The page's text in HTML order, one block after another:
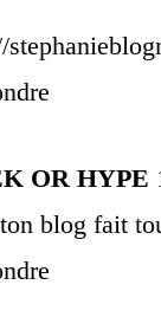
OR HYPE
blog fait